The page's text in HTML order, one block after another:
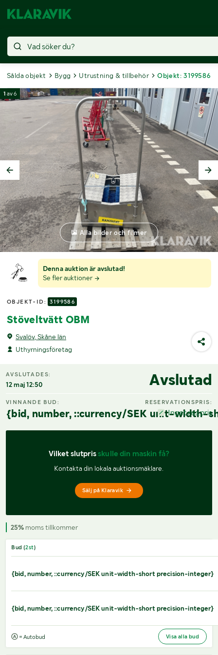
Sålda objekt Bygg Utrustning & tillbehör Objekt: 3199586
Denna auktion är avslutad!
Se fler auktioner
OBJEKT-ID: 3199586
Stöveltvätt OBM
Svalöv, Skåne län
Uthyrningsföretag
1 av6
Alla bilder och filmer
AVSLUTADES:
12 maj 12:50 Avslutad
VINNANDE BUD:
{bid, number, ::currency/SEK unit-width-
RESERVATIONSPRIS:
Inget res.pris
Vilket slutpris skulle din maskin få?
Kontakta din lokala auktionsmäklare.
Sälj på Klaravik
25% moms tillkommer
Bud (2st)
{bid, number, ::currency/SEK unit-width-short precision-integer}
{bid, number, ::currency/SEK unit-width-short precision-integer}
= Autobud Visa alla bud